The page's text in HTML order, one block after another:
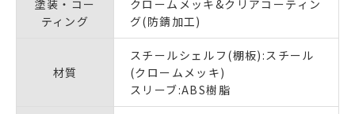
塗装・コー
ティング
クロームメッキ&クリアコーティン
グ(防錆加工)
材質
スチールシェルフ(棚板):スチール
(クロームメッキ)
スリーブ:ABS樹脂